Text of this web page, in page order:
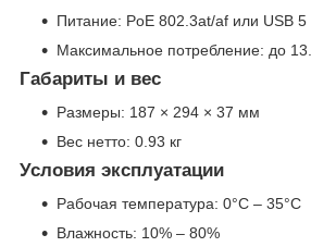
Питание: PoE 802.3at/af или USB
Максимальное потребление: до
Габариты и вес
Размеры: 187 × 294 × 37 мм
Вес нетто: 0.93 кг
Условия эксплуатации
Рабочая температура: 0°C – 35°C
Влажность: 10% – 80%